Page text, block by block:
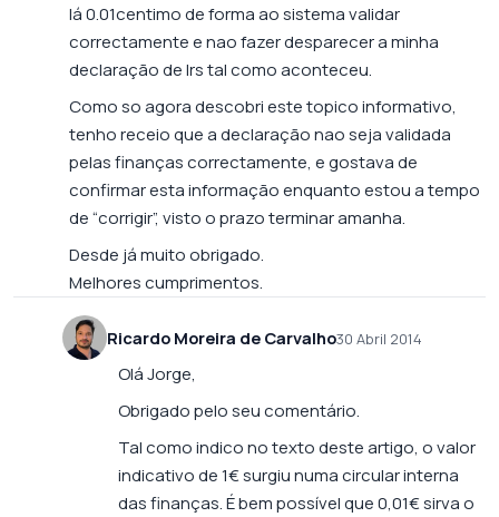
lá 0.01centimo de forma ao sistema validar
correctamente e nao fazer desparecer a minha
declaração de Irs tal como aconteceu.
Como so agora descobri este topico informativo,
tenho receio que a declaração nao seja validada
pelas finanças correctamente, e gostava de
confirmar esta informação enquanto estou a tempo
de “corrigir”, visto o prazo terminar amanha.
Desde já muito obrigado.
Melhores cumprimentos.
Ricardo Moreira de Carvalho30 Abril 2014
Olá Jorge,
Obrigado pelo seu comentário.
Tal como indico no texto deste artigo, o valor
indicativo de 1€ surgiu numa circular interna
das finanças. É bem possível que 0,01€ sirva o